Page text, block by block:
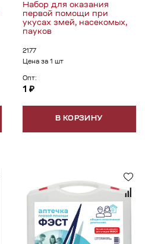
Набор для оказания
первой помощи при
укусах змей, насекомых,
пауков
2177
Цена за 1 шт
Опт:
1 ₽
В КОРЗИНУ